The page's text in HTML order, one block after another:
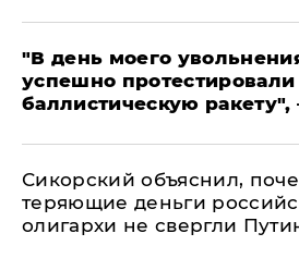
​"В день моего
успешно
баллистическую
Сикорский объяснил,
теряющие деньги
олигархи не свергли